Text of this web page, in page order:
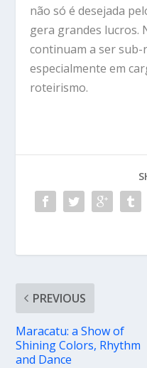
não só é desejada
gera grandes lucros.
continuam a ser
especialmente em
roteirismo.
PREVIOUS
Maracatu: a Show of
Shining Colors, Rhythm
and Dance